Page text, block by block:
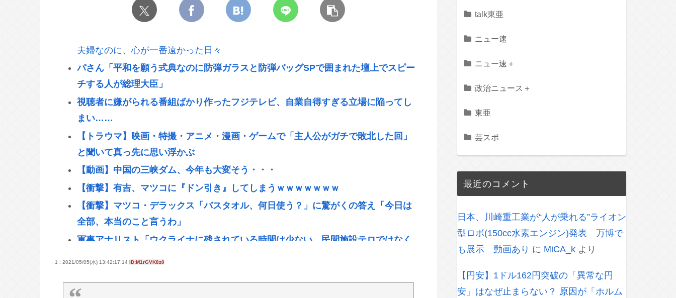
夫婦なのに、心が一番遠かった日々
パさん「平和を願う式典なのに防弾ガラスと防弾バッグSPで囲まれた壇上でスピー
チする人が総理大臣」
視聴者に嫌がられる番組ばかり作ったフジテレビ、自業自得すぎる立場に陥ってし
まい……
【トラウマ】映画・特撮・アニメ・漫画・ゲームで「主人公がガチで敗北した回」
と聞いて真っ先に思い浮かぶ
【動画】中国の三峡ダム、今年も大変そう・・・
【衝撃】有吉、マツコに『ドン引き』してしまうｗｗｗｗｗｗｗ
【衝撃】マツコ・デラックス「バスタオル、何日使う？」に驚がくの答え「今日は
全部、本当のこと言うわ」
軍事アナリスト「ウクライナに残されている時間は少ない。民間施設テロではなく
者「何のために」
1 : 2021/05/05(水) 13:42:17.14 ID:M1rGVK8z0
talk東亜
ニュー速
ニュー速＋
政治ニュース＋
東亜
芸スポ
最近のコメント
日本、川崎重工業が“人が乗れる”ライオン
型ロボ(150cc水素エンジン)発表 万博で
も展示 動画あり に MiCA_k より
【円安】1ドル162円突破の「異常な円
安」はなぜ止まらない？ 原因が「ホルム